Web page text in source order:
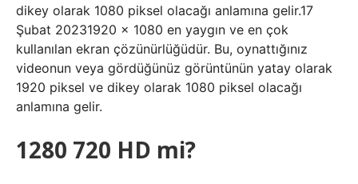
dikey olarak 1080 piksel olacağı anlamına gelir.17
Şubat 20231920 x 1080 en yaygın ve en çok
kullanılan ekran çözünürlüğüdür. Bu, oynattığınız
videonun veya gördüğünüz görüntünün yatay olarak
1920 piksel ve dikey olarak 1080 piksel olacağı
anlamına gelir.
1280 720 HD mi?